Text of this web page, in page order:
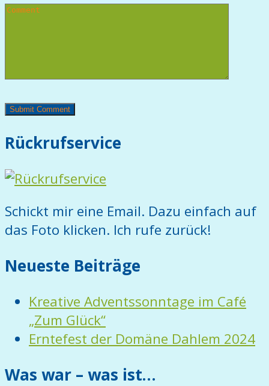
Rückrufservice
Schickt mir eine Email. Dazu einfach auf
das Foto klicken. Ich rufe zurück!
Neueste Beiträge
Kreative Adventssonntage im Café
„Zum Glück“
Erntefest der Domäne Dahlem 2024
Was war – was ist…